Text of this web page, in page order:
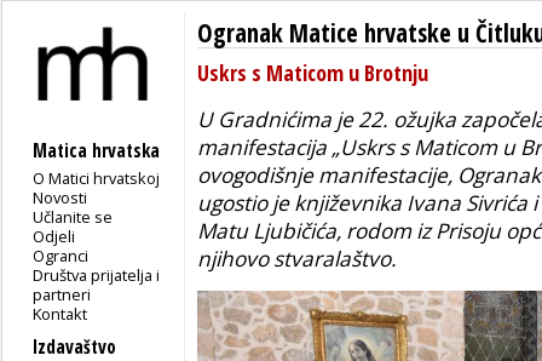
Matica hrvatska
O Matici hrvatskoj
Novosti
Učlanite se
Odjeli
Ogranci
Društva prijatelja i
partneri
Kontakt
Izdavaštvo
Ogranak Matice hrvatske u
Uskrs s Maticom u Brotnju
U Gradnićima je 22. ožujka
manifestacija „Uskrs s Maticom u
ovogodišnje manifestacije,
ugostio je književnika Ivana Sivrića
Matu Ljubičića, rodom iz Prisoju
njihovo stvaralaštvo.